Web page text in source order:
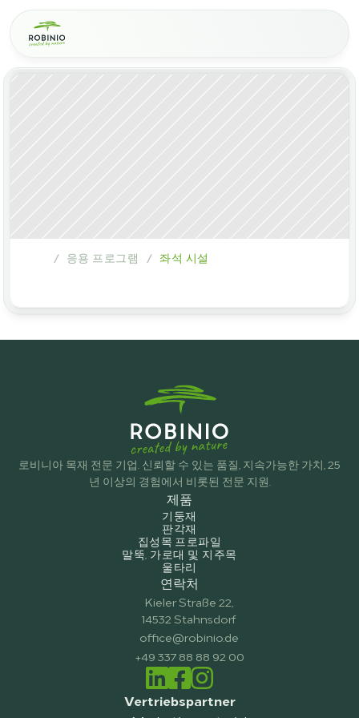
/ 응용 프로그램 / 좌석 시설
로비니아 목재 전문 기업. 신뢰할 수 있는 품질, 지속가능한 가치, 25
년 이상의 경험에서 비롯된 전문 지원.
연락처
Kieler Straße 22,
14532 Stahnsdorf
office@robinio.de
+49 337 88 88 92 00
Vertriebspartner
제품
기둥재
판각재
집성목 프로파일
말뚝, 가로대 및 지주목
울타리